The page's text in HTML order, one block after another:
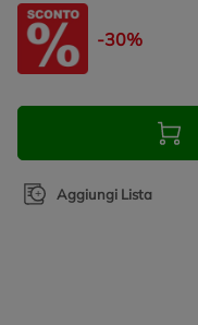
-30%
Aggiungi Lista